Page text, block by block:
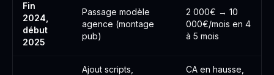
Fin
2024,
début
2025
Passage modèle
agence (montage
pub)
2 000€ → 10
000€/mois en 4
à 5 mois
Ajout scripts,
CA en hausse,